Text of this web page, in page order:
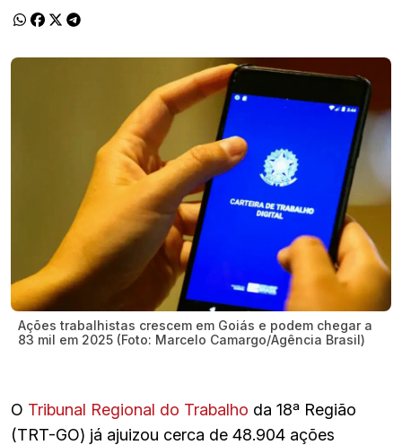
Ações trabalhistas crescem em Goiás e podem chegar a
83 mil em 2025 (Foto: Marcelo Camargo/Agência Brasil)
O Tribunal Regional do Trabalho da 18ª Região
(TRT-GO) já ajuizou cerca de 48.904 ações